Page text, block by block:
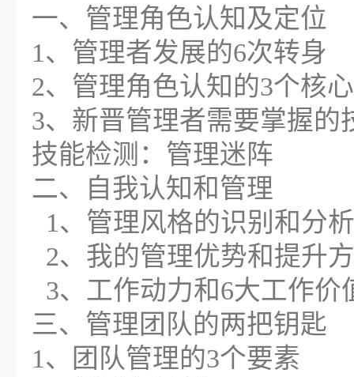
一、管理角色认知及定位
1、管理者发展的6次转身
2、管理角色认知的3个核心
3、新晋管理者需要掌握的
技能检测：管理迷阵
二、自我认知和管理
1、管理风格的识别和分析
2、我的管理优势和提升
3、工作动力和6大工作价
三、管理团队的两把钥匙
1、团队管理的3个要素